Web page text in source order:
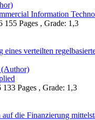
Information
155 Pages , Grade: 1,3
verteilten
(Author)
Pages , Grade: 1,3
die Finanzierung